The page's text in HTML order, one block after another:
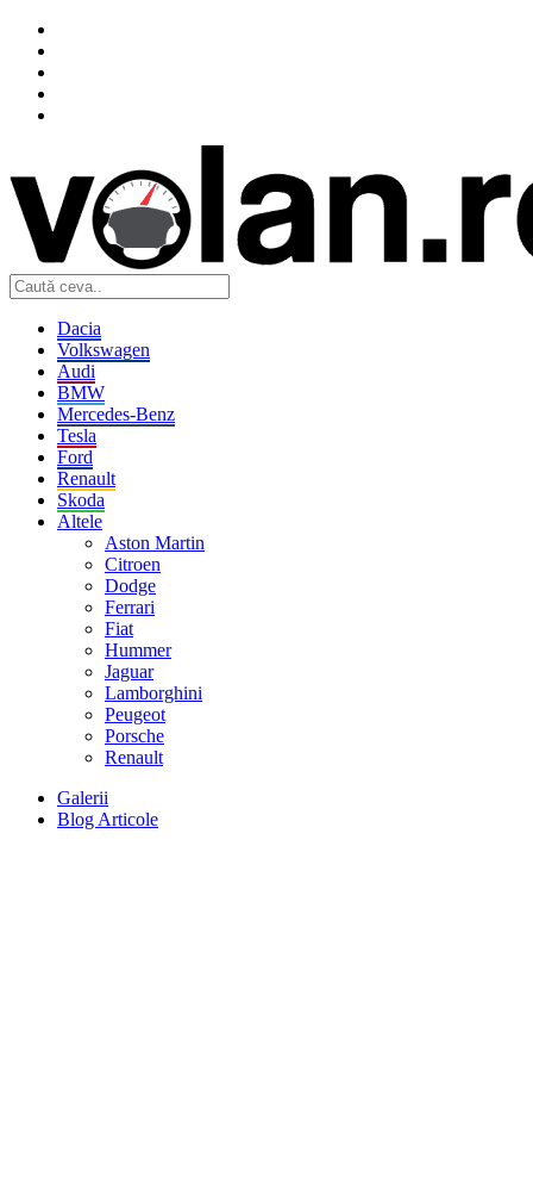
Dacia
Volkswagen
Audi
BMW
Mercedes-Benz
Tesla
Ford
Renault
Skoda
Altele
Aston Martin
Citroen
Dodge
Ferrari
Fiat
Hummer
Jaguar
Lamborghini
Peugeot
Porsche
Renault
Galerii
Blog Articole